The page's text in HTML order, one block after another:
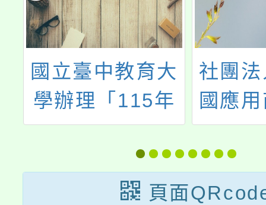
國立臺中教育大
學辦理「115年
原住民族學生升
學輔導講座-國中
升學途徑與原民
社團
國應
協會「
營-AI
營」
頁面